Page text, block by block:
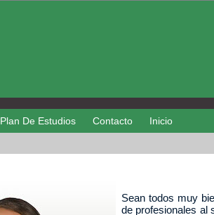
Plan De Estudios Contacto Inicio
Sean todos muy
de profesionales al